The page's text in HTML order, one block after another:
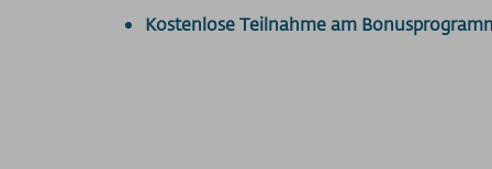
Kostenlose Teilnahme am